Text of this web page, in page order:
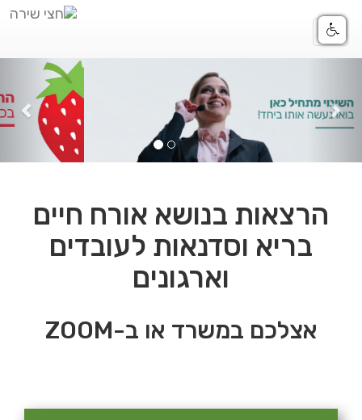
Toggle
הרצאות בנושא אורח חיים
בריא וסדנאות לעובדים
וארגונים
אצלכם במשרד או ב-ZOOM